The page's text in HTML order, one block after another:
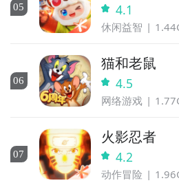
05 4.1
休闲益智
06
猫和老鼠
4.5
网络游戏
07
火影忍者
4.2
动作冒险